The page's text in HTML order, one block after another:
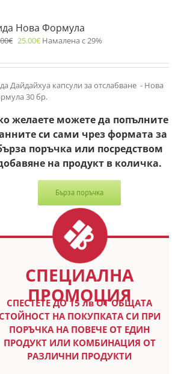
Нова Формула
€ 25.00€ Намалена с 29%
Дайдайхуа капсули за отслабване - Нова
30 бр.
желаете можете да попълните
си сами чрез формата за
поръчка или посредством
на продукт в количка.
Бърза поръчка
СПЕЦИАЛНА
ПРОМОЦИЯ
СПЕСТETE ДО 15 лв ОТ ОБЩАТА
СТОЙНОСТ НА ПОКУПКАТА СИ ПРИ
ПОРЪЧКА НА ПОВЕЧЕ ОТ ЕДИН
ПРОДУКТ ИЛИ КОМБИНАЦИЯ ОТ
РАЗЛИЧНИ ПРОДУКТИ